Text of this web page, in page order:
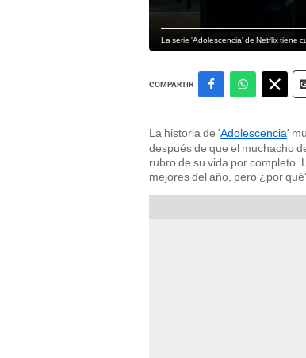
La serie 'Adolescencia' de Netflix tiene
COMPARTIR
La historia de 'Adolescencia'
después de que el muchacho
rubro de su vida por completo.
mejores del año, pero ¿por